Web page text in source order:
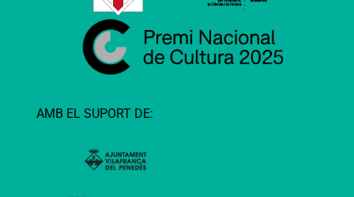
AMB EL SUPORT DE: